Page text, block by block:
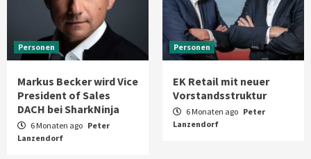
Personen
Markus Becker wird Vice
President of Sales
DACH bei SharkNinja
6 Monaten ago Peter
Lanzendorf
Personen
EK Retail mit neuer
Vorstandsstruktur
6 Monaten ago Peter
Lanzendorf